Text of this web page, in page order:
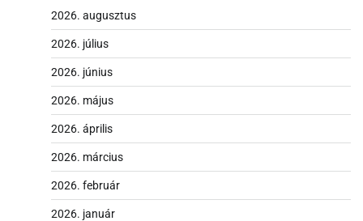
2026. augusztus
2026. július
2026. június
2026. május
2026. április
2026. március
2026. február
2026. január